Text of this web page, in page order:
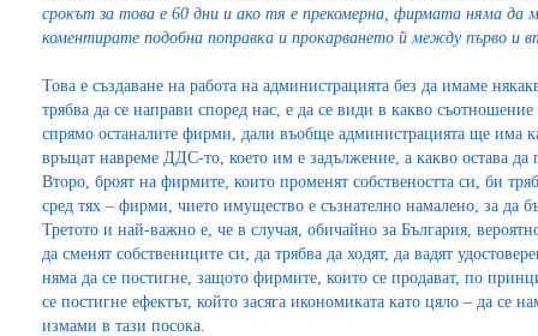
срокът за това е 60 дни и ако тя е прекомерна, фирмата няма да
коментирате подобна поправка и прокарването й между първо и
Това е създаване на работа на администрацията без да имаме
трябва да се направи според нас, е да се види в какво
спрямо останалите фирми, дали въобще администрацията ще има
връщат навреме ДДС-то, което им е задължение, а какво остава да
Второ, броят на фирмите, които променят собствеността си, би
сред тях – фирми, чието имущество е съзнателно намалено, за да
Третото и най-важно е, че в случая, обичайно за България,
да сменят собствениците си, да трябва да ходят, да вадят
няма да се постигне, защото фирмите, които се продават, по
се постигне ефектът, който засяга икономиката като цяло – да се
измами в тази посока.